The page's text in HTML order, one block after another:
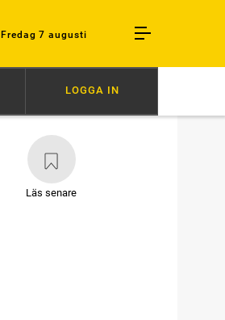
Fredag 7 augusti
07:00 ÅKE INVALD I HALL OF
LOGGA IN
Läs senare